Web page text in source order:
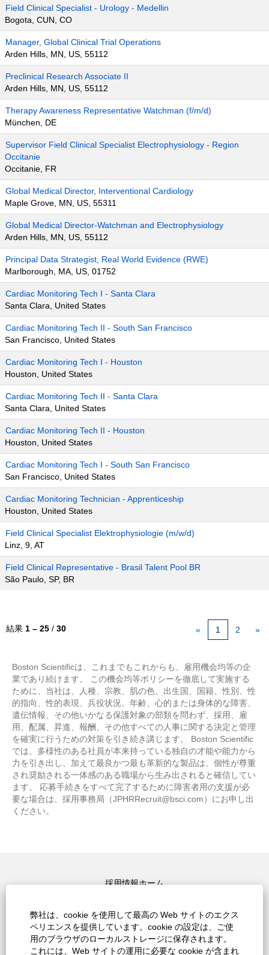
弊社は、cookie を使用して最高の Web サイトのエクス
ペリエンスを提供しています。cookie の設定は、ご使
用のブラウザのローカルストレージに保存されます。
これには、Web サイトの運用に必要な cookie が含まれ
Field Clinical Specialist - Urology - Medellin
Bogota, CUN, CO
Manager, Global Clinical Trial Operations
Arden Hills, MN, US, 55112
Preclinical Research Associate II
Arden Hills, MN, US, 55112
Therapy Awareness Representative Watchman (f/m/d)
München, DE
Supervisor Field Clinical Specialist Electrophysiology - Region
Occitanie
Occitanie, FR
Global Medical Director, Interventional Cardiology
Maple Grove, MN, US, 55311
Global Medical Director-Watchman and Electrophysiology
Arden Hills, MN, US, 55112
Principal Data Strategist, Real World Evidence (RWE)
Marlborough, MA, US, 01752
Cardiac Monitoring Tech I - Santa Clara
Santa Clara, United States
Cardiac Monitoring Tech II - South San Francisco
San Francisco, United States
Cardiac Monitoring Tech I - Houston
Houston, United States
Cardiac Monitoring Tech II - Santa Clara
Santa Clara, United States
Cardiac Monitoring Tech II - Houston
Houston, United States
Cardiac Monitoring Tech I - South San Francisco
San Francisco, United States
Cardiac Monitoring Technician - Apprenticeship
Houston, United States
Field Clinical Specialist Elektrophysiologie (m/w/d)
Linz, 9, AT
Field Clinical Representative - Brasil Talent Pool BR
São Paulo, SP, BR
結果 1 – 25 / 30 « 1 2 »
Boston Scientificは、これまでもこれからも、雇用機会均等の企
業であり続けます。 この機会均等ポリシーを徹底して実施する
ために、当社は、人種、宗教、肌の色、出生国、国籍、性別、性
的指向、性的表現、兵役状況、年齢、心的または身体的な障害、
遺伝情報、その他いかなる保護対象の部類を問わず、採用、雇
用、配属、昇進、報酬、その他すべての人事に関する決定と管理
を確実に行うための対策を引き続き講じます。 Boston Scientific
では、多様性のある社員が本来持っている独自の才能や能力から
力を引き出し、加えて最良かつ最も革新的な製品は、個性が尊重
され奨励される一体感のある職場から生み出されると確信してい
ます。 応募手続きをすべて完了するために障害者用の支援が必
要な場合は、採用事務局（JPHRRecruit@bsci.com）にお申し出
ください。
採用情報ホーム
すべての職種を見る